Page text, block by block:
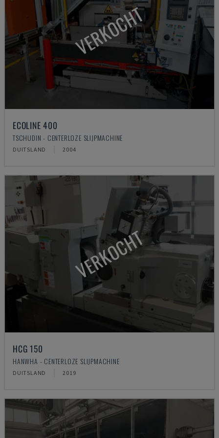
VERKOCHT
ECOLINE 400
TSCHUDIN - CENTERLOZE SLIJPMACHINE
DUITSLAND 2004
VERKOCHT
HCG 150
HANWHA - CENTERLOZE SLIJPMACHINE
DUITSLAND 2019